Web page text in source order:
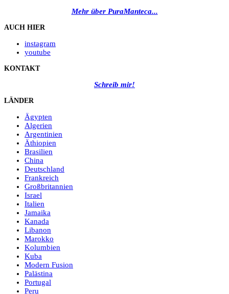
Mehr über PuraManteca...
AUCH HIER
instagram
youtube
KONTAKT
Schreib mir!
LÄNDER
Ägypten
Algerien
Argentinien
Äthiopien
Brasilien
China
Deutschland
Frankreich
Großbritannien
Israel
Italien
Jamaika
Kanada
Libanon
Marokko
Kolumbien
Kuba
Modern Fusion
Palästina
Portugal
Peru